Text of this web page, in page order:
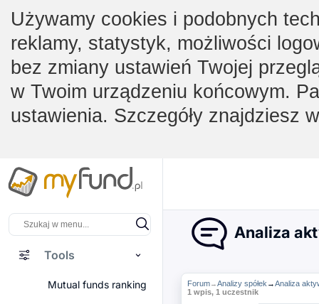
Używamy cookies i podobnych
reklamy, statystyk, możliwości
bez zmiany ustawień Twojej
w Twoim urządzeniu końcowym.
ustawienia. Szczegóły znajdziesz
Tools
Mutual funds ranking
Analiza
Forum→Analizy spółek →Analiza
1 wpis, 1 uczestnik